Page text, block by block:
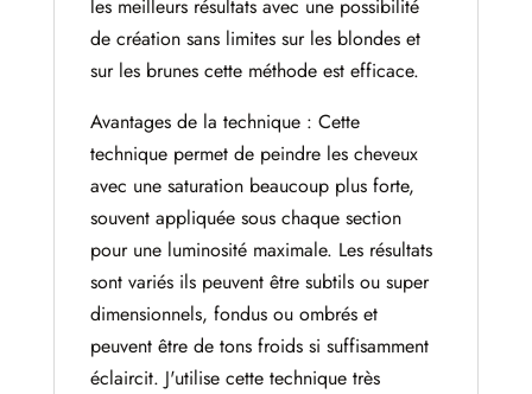
les meilleurs résultats avec une possibilité
de création sans limites sur les blondes et
sur les brunes cette méthode est efficace.
Avantages de la technique : Cette
technique permet de peindre les cheveux
avec une saturation beaucoup plus forte,
souvent appliquée sous chaque section
pour une luminosité maximale. Les résultats
sont variés ils peuvent être subtils ou super
dimensionnels, fondus ou ombrés et
peuvent être de tons froids si suffisamment
éclaircit. J'utilise cette technique très